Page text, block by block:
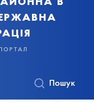
Пошук